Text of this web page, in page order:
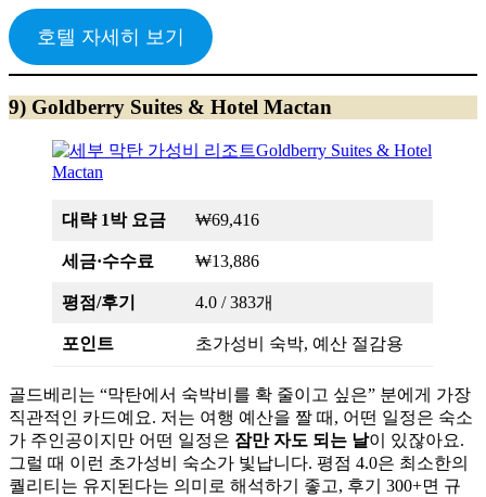
호텔 자세히 보기
9) Goldberry Suites & Hotel Mactan
대략 1박 요금 ₩69,416
세금·수수료 ₩13,886
평점/후기 4.0 / 383개
포인트 초가성비 숙박, 예산 절감용
골드베리는 “막탄에서 숙박비를 확 줄이고 싶은” 분에게 가장
직관적인 카드예요. 저는 여행 예산을 짤 때, 어떤 일정은 숙소
가 주인공이지만 어떤 일정은 잠만 자도 되는 날이 있잖아요.
그럴 때 이런 초가성비 숙소가 빛납니다. 평점 4.0은 최소한의
퀄리티는 유지된다는 의미로 해석하기 좋고, 후기 300+면 규